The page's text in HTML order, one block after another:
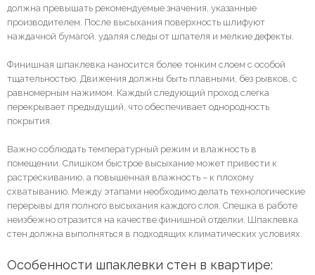
должна превышать рекомендуемые значения, указанные
производителем. После высыхания поверхность шлифуют
наждачной бумагой, удаляя следы от шпателя и мелкие дефекты.
Финишная шпаклевка наносится более тонким слоем с особой
тщательностью. Движения должны быть плавными, без рывков, с
равномерным нажимом. Каждый следующий проход слегка
перекрывает предыдущий, что обеспечивает однородность
покрытия.
Важно соблюдать температурный режим и влажность в
помещении. Слишком быстрое высыхание может привести к
растрескиванию, а повышенная влажность – к плохому
схватыванию. Между этапами необходимо делать технологические
перерывы для полного высыхания каждого слоя. Спешка в работе
неизбежно отразится на качестве финишной отделки. Шпаклевка
стен должна выполняться в подходящих климатических условиях.
Особенности шпаклевки стен в квартире: